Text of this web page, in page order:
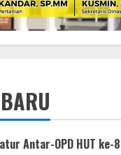
Antar-OPD HUT ke-